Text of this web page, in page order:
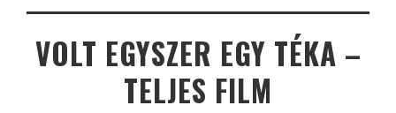
VOLT EGYSZER EGY TÉKA –
TELJES FILM